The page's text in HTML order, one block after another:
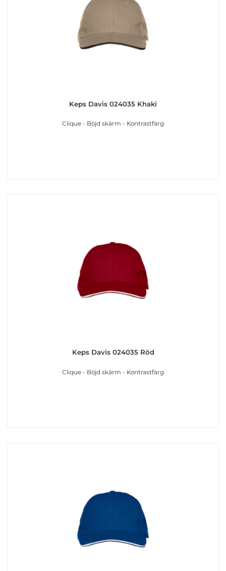
Keps Davis 024035 Khaki
Clique - Böjd skärm - Kontrastfärg
Keps Davis 024035 Röd
Clique - Böjd skärm - Kontrastfärg